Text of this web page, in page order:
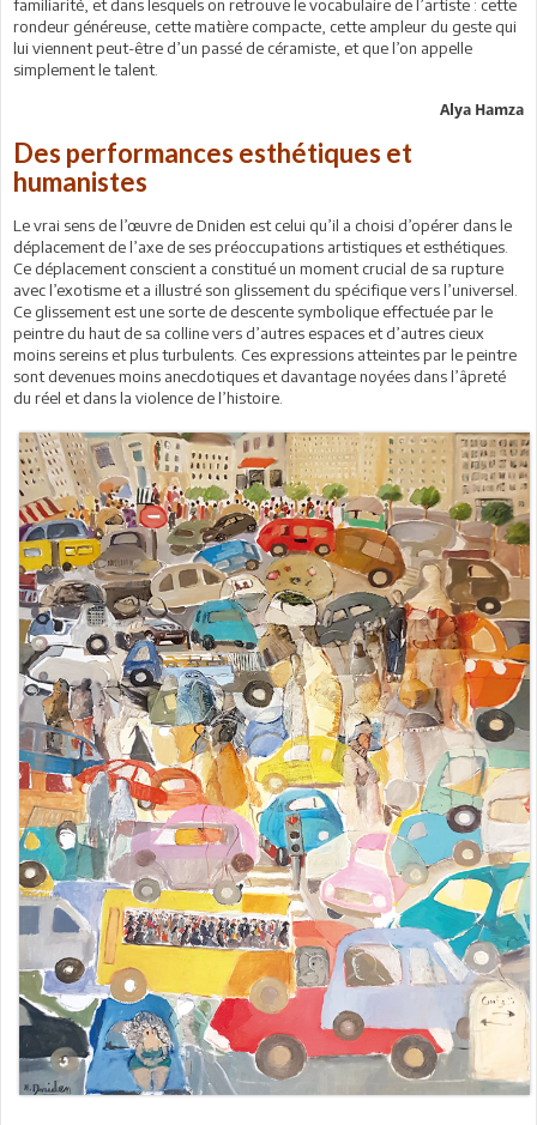
familiarité, et dans lesquels on retrouve le vocabulaire de l’artiste : cette
rondeur généreuse, cette matière compacte, cette ampleur du geste qui
lui viennent peut-être d’un passé de céramiste, et que l’on appelle
simplement le talent.
Alya Hamza
Des performances esthétiques et
humanistes
Le vrai sens de l’œuvre de Dniden est celui qu’il a choisi d’opérer dans le
déplacement de l’axe de ses préoccupations artistiques et esthétiques.
Ce déplacement conscient a constitué un moment crucial de sa rupture
avec l’exotisme et a illustré son glissement du spécifique vers l’universel.
Ce glissement est une sorte de descente symbolique effectuée par le
peintre du haut de sa colline vers d’autres espaces et d’autres cieux
moins sereins et plus turbulents. Ces expressions atteintes par le peintre
sont devenues moins anecdotiques et davantage noyées dans l’âpreté
du réel et dans la violence de l’histoire.